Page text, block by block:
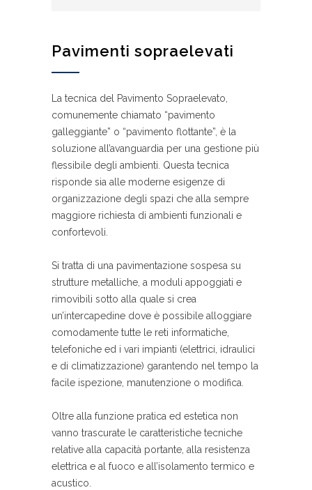
Pavimenti sopraelevati
La tecnica del Pavimento Sopraelevato,
comunemente chiamato “pavimento
galleggiante” o “pavimento flottante”, è la
soluzione all’avanguardia per una gestione più
flessibile degli ambienti. Questa tecnica
risponde sia alle moderne esigenze di
organizzazione degli spazi che alla sempre
maggiore richiesta di ambienti funzionali e
confortevoli.
Si tratta di una pavimentazione sospesa su
strutture metalliche, a moduli appoggiati e
rimovibili sotto alla quale si crea
un’intercapedine dove è possibile alloggiare
comodamente tutte le reti informatiche,
telefoniche ed i vari impianti (elettrici, idraulici
e di climatizzazione) garantendo nel tempo la
facile ispezione, manutenzione o modifica.
Oltre alla funzione pratica ed estetica non
vanno trascurate le caratteristiche tecniche
relative alla capacità portante, alla resistenza
elettrica e al fuoco e all’isolamento termico e
acustico.